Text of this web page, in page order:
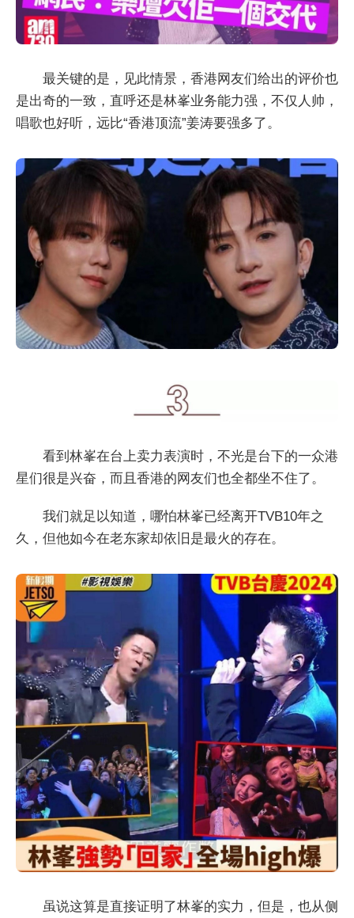
最关键的是，见此情景，香港网友们给出的评价也
是出奇的一致，直呼还是林峯业务能力强，不仅人帅，
唱歌也好听，远比“香港顶流”姜涛要强多了。
看到林峯在台上卖力表演时，不光是台下的一众港
星们很是兴奋，而且香港的网友们也全都坐不住了。
我们就足以知道，哪怕林峯已经离开TVB10年之
久，但他如今在老东家却依旧是最火的存在。
虽说这算是直接证明了林峯的实力，但是，也从侧